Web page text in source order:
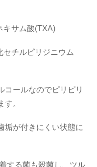
キサム酸(TXA)
チルピリジニウム
コールなのでピリピリ
。
垢が付きにくい状態に
する菌も殺菌し、ツル